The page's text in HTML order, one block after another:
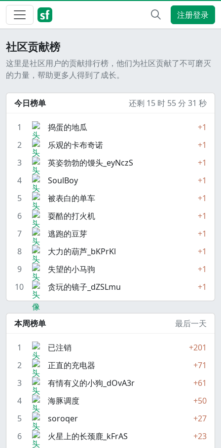
注册登录
社区贡献榜
这里是社区用户的贡献排行榜，他们为社区贡献了不可磨灭
的力量，帮助更多人得到了成长。
今日榜单 还剩 15 时 55 分 31 秒
1 捣蛋的地瓜
+1
2
乐观的卡布奇诺
+1
3
英姿勃勃的馒头_eyNczS
+1
4
SoulBoy
+1
5
被表白的单车
+1
6
耍酷的打火机
+1
7
逃跑的豆芽
+1
8
大力的葫芦_bKPrKl
+1
9
失望的小马驹
+1
10
贪玩的镜子_dZSLmu +1
本周榜单 最后一天
1 已注销
+201
2
正直的充电器
+71
3
有情有义的小狗_dOvA3r
+61
4
海豚调度
+50
5
soroqer
+27
6
火星上的长颈鹿_kFrAS
+23